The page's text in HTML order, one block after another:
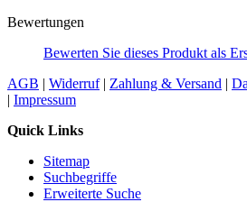
Bewertungen
Bewerten Sie dieses Produkt als
AGB | Widerruf| Zahlung & Versand |
| Impressum
Quick Links
Sitemap
Suchbegriffe
Erweiterte Suche